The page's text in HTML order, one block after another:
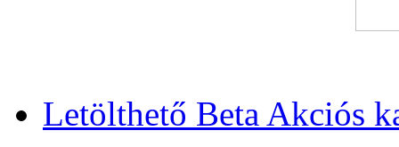
Letölthető Beta Akciós